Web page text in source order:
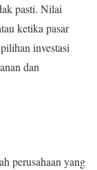
pasti. Nilai
ketika pasar
investasi
dan
perusahaan yang